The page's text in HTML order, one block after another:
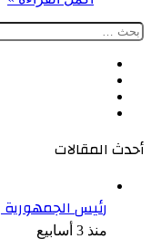
البحث
أحدث المقالات
رئيس الجمهورية
منذ 3 أسابيع